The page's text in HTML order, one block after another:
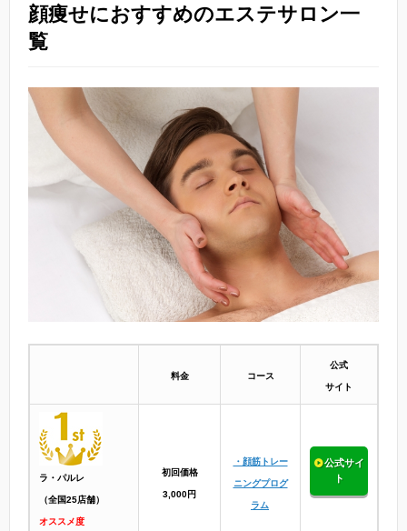
顔痩せにおすすめのエステサロン一
覧
料金 コース
公式
サイト
ラ・パルレ
（全国25店舗）
オススメ度
初回価格
3,000円
・顔筋トレー
ニングプログ
ラム
公式サイ
ト